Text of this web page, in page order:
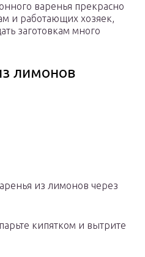
варенья прекрасно
и работающих хозяек,
заготовкам много
лимонов
из лимонов через
кипятком и вытрите